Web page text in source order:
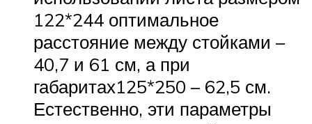
122*244 оптимальное
расстояние между стойками –
40,7 и 61 см, а при
габаритах125*250 – 62,5 см.
Естественно, эти параметры